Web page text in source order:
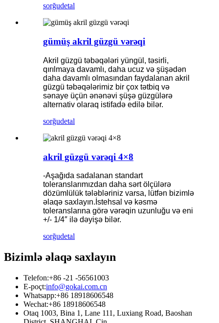
sorğudetal
gümüş akril güzgü vərəqi
Akril güzgü təbəqələri yüngül, təsirli,
qırılmaya davamlı, daha ucuz və şüşədən
daha davamlı olmasından faydalanan akril
güzgü təbəqələrimiz bir çox tətbiq və
sənaye üçün ənənəvi şüşə güzgülərə
alternativ olaraq istifadə edilə bilər.
sorğudetal
akril güzgü vərəqi 4×8
-Aşağıda sadalanan standart
toleranslarımızdan daha sərt ölçülərə
dözümlülük tələbləriniz varsa, lütfən bizimlə
əlaqə saxlayın.İstehsal və kəsmə
toleranslarına görə vərəqin uzunluğu və eni
+/- 1/4″ ilə dəyişə bilər.
sorğudetal
Bizimlə əlaqə saxlayın
Telefon:+86 -21 -56561003
E-poçt:info@gokai.com.cn
Whatsapp:+86 18918606548
Wechat:+86 18918606548
Otaq 1003, Bina 1, Lane 111, Luxiang Road, Baoshan